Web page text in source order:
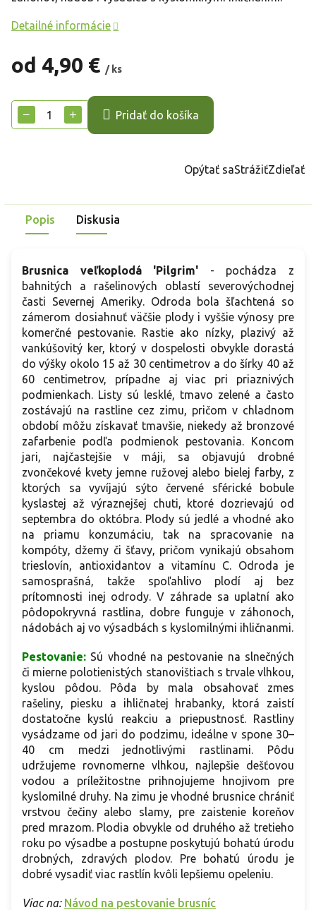
od 4,90 € / ks
cena:
+
− Pridať do košíka
Detailné informácie
Opýtať saStrážiťZdieľať
Popis Diskusia
Brusnica veľkoplodá 'Pilgrim' - pochádza z
bahnitých a rašelinových oblastí severovýchodnej
časti Severnej Ameriky. Odroda bola šľachtená so
zámerom dosiahnuť väčšie plody i vyššie výnosy pre
komerčné pestovanie. Rastie ako nízky, plazivý až
vankúšovitý ker, ktorý v dospelosti obvykle dorastá
do výšky okolo 15 až 30 centimetrov a do šírky 40 až
60 centimetrov, prípadne aj viac pri priaznivých
podmienkach. Listy sú lesklé, tmavo zelené a často
zostávajú na rastline cez zimu, pričom v chladnom
období môžu získavať tmavšie, niekedy až bronzové
zafarbenie podľa podmienok pestovania. Koncom
jari, najčastejšie v máji, sa objavujú drobné
zvončekové kvety jemne ružovej alebo bielej farby, z
ktorých sa vyvíjajú sýto červené sférické bobule
kyslastej až výraznejšej chuti, ktoré dozrievajú od
septembra do októbra. Plody sú jedlé a vhodné ako
na priamu konzumáciu, tak na spracovanie na
kompóty, džemy či šťavy, pričom vynikajú obsahom
trieslovín, antioxidantov a vitamínu C. Odroda je
samosprašná, takže spoľahlivo plodí aj bez
prítomnosti inej odrody. V záhrade sa uplatní ako
pôdopokryvná rastlina, dobre funguje v záhonoch,
nádobách aj vo výsadbách s kyslomilnými ihličnanmi.
Pestovanie: Sú vhodné na pestovanie na slnečných
či mierne polotienistých stanovištiach s trvale vlhkou,
kyslou pôdou. Pôda by mala obsahovať zmes
rašeliny, piesku a ihličnatej hrabanky, ktorá zaistí
dostatočne kyslú reakciu a priepustnosť. Rastliny
vysádzame od jari do podzimu, ideálne v spone 30–
40 cm medzi jednotlivými rastlinami. Pôdu
udržujeme rovnomerne vlhkou, najlepšie dešťovou
vodou a príležitostne prihnojujeme hnojivom pre
kyslomilné druhy. Na zimu je vhodné brusnice chrániť
vrstvou čečiny alebo slamy, pre zaistenie koreňov
pred mrazom. Plodia obvykle od druhého až tretieho
roku po výsadbe a postupne poskytujú bohatú úrodu
drobných, zdravých plodov. Pre bohatú úrodu je
dobré vysadiť viac rastlín kvôli lepšiemu opeleniu.
Viac na: Návod na pestovanie brusníc